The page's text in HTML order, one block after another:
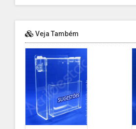
Veja Também